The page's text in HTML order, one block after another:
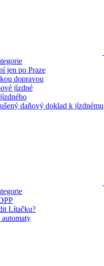
jen po Praze
dopravou
jízdné
daňový doklad k jízdnému
Lítačku?